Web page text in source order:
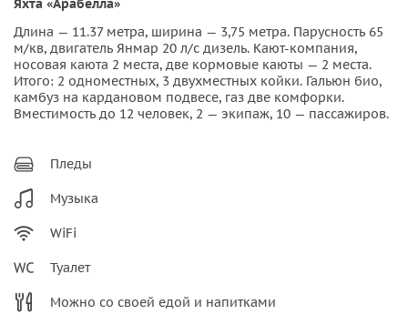
Длина — 11.37 метра, ширина — 3,75 метра. Парусность 65
м/кв, двигатель Янмар 20 л/с дизель. Кают-компания,
носовая каюта 2 места, две кормовые каюты — 2 места.
Итого: 2 одноместных, 3 двухместных койки. Гальюн био,
камбуз на кардановом подвесе, газ две комфорки.
Вместимость до 12 человек, 2 — экипаж, 10 — пассажиров.
Пледы
Музыка
WiFi
Туалет
Можно со своей едой и напитками